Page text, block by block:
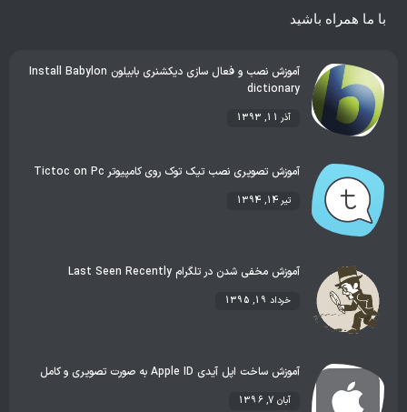
با ما همراه باشید
آموزش نصب و فعال سازی دیکشنری بابیلون Install Babylon
dictionary
آذر 11, 1393
آموزش تصویری نصب تیک توک روی کامپیوتر Tictoc on Pc
تیر 14, 1394
آموزش مخفی شدن در تلگرام Last Seen Recently
خرداد 19, 1395
آموزش ساخت اپل آیدی Apple ID به صورت تصویری و کامل
آبان 7, 1396